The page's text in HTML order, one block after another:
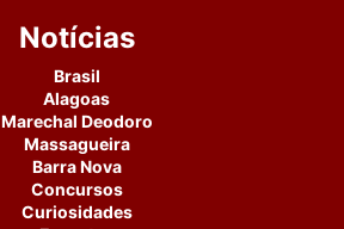
Notícias
Brasil
Alagoas
Marechal Deodoro
Massagueira
Barra Nova
Concursos
Curiosidades